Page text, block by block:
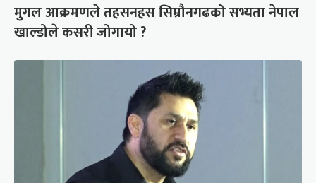
मुगल आक्रमणले तहसनहस सिम्रौनगढको सभ्यता नेपाल
खाल्डोले कसरी जोगायो ?